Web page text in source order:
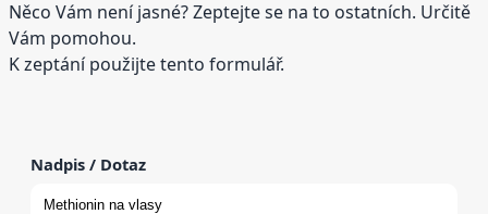
Něco Vám není jasné? Zeptejte se na to ostatních. Určitě
Vám pomohou.
K zeptání použijte tento formulář.
Nadpis / Dotaz